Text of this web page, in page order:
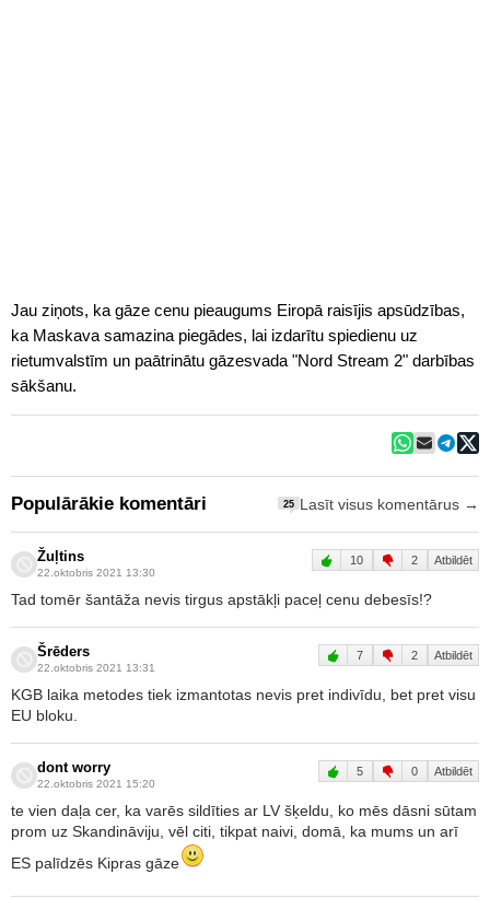
Jau ziņots, ka gāze cenu pieaugums Eiropā raisījis apsūdzības,
ka Maskava samazina piegādes, lai izdarītu spiedienu uz
rietumvalstīm un paātrinātu gāzesvada "Nord Stream 2" darbības
sākšanu.
Populārākie komentāri 25 Lasīt visus komentārus →
Žuļtins
22.oktobris 2021 13:30
10 2 Atbildēt
Tad tomēr šantāža nevis tirgus apstākļi paceļ cenu debesīs!?
Šrēders
22.oktobris 2021 13:31
7 2 Atbildēt
KGB laika metodes tiek izmantotas nevis pret indivīdu, bet pret visu
EU bloku.
dont worry
22.oktobris 2021 15:20
5 0 Atbildēt
te vien daļa cer, ka varēs sildīties ar LV šķeldu, ko mēs dāsni sūtam
prom uz Skandināviju, vēl citi, tikpat naivi, domā, ka mums un arī
ES palīdzēs Kipras gāze